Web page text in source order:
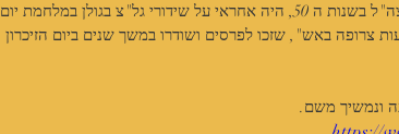
דודאי התחיל את הקריירה הרדיופונית שלו בגלי צה"ל בשנות ה 50, היה אחראי על שידורי גל"צ בגולן במלחמת יום
צרופה באש", שזכו לפרסים ושודרו במשך שנים ביום הזיכרון
ונמשיך משם.